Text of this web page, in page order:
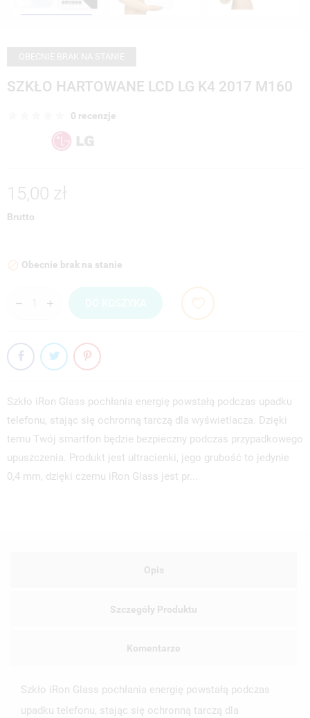
SZKŁO HARTOWANE LCD LG K4 2017 M160
0 recenzje
15,00 zł
Brutto
 Obecnie brak na stanie
Szkło iRon Glass pochłania energię powstałą podczas upadku
telefonu, stając się ochronną tarczą dla wyświetlacza. Dzięki
temu Twój smartfon będzie bezpieczny podczas przypadkowego
upuszczenia. Produkt jest ultracienki, jego grubość to jedynie
0,4 mm, dzięki czemu iRon Glass jest pr...
Opis
Szczegóły Produktu
Komentarze
Szkło iRon Glass pochłania energię powstałą podczas
upadku telefonu, stając się ochronną tarczą dla